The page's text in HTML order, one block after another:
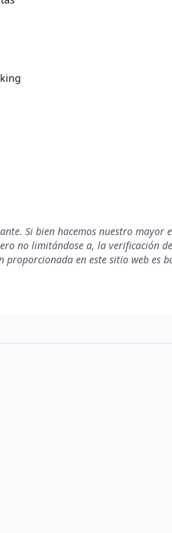
Si bien hacemos nuestro
no limitándose a, la verificación
en este sitio web es